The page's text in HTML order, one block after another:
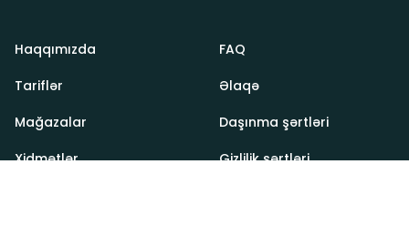
Haqqımızda
Tariflər
Mağazalar
Xidmətlər
FAQ
Əlaqə
Daşınma şərtləri
Gizlilik şərtləri